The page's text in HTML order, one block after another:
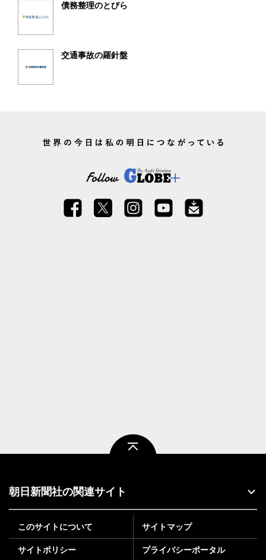
債務整理のとびら
交通事故の羅針盤
朝日新聞社の関連サイト
このサイトについて サイトマップ
サイトポリシー プライバシーポータル